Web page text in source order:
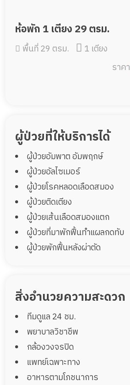
ห้อพัก 1 เตียง 29 ตรม.
พื้นที่ 29 ตรม.
1 เตียง
ราคา
ผู้ป่วยที่ให้บริการได้
ผู้ป่วยอัมพาต อัมพฤกษ์
ผู้ป่วยอัลไซเมอร์
ผู้ป่วยโรคหลอดเลือดสมอง
ผู้ป่วยติดเตียง
ผู้ป่วยเส้นเลือดสมองแตก
ผู้ป่วยที่มาพักฟื้นทำแผลกดทับ
ผู้ป่วยพักฟื้นหลังผ่าตัด
สิ่งอำนวยความสะดวก
ทีมดูแล 24 ชม.
พยาบาลวิชาชีพ
กล้องวงจรปิด
แพทย์เฉพาะทาง
อาหารตามโภชนาการ